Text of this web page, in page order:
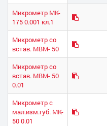
Микрометр МК-
175 0.001 кл.1
Микрометр со
встав. МВМ- 50
Микрометр со
встав. МВМ- 50
0.01
Микрометр с
мал.изм.губ. МК-
50 0.01